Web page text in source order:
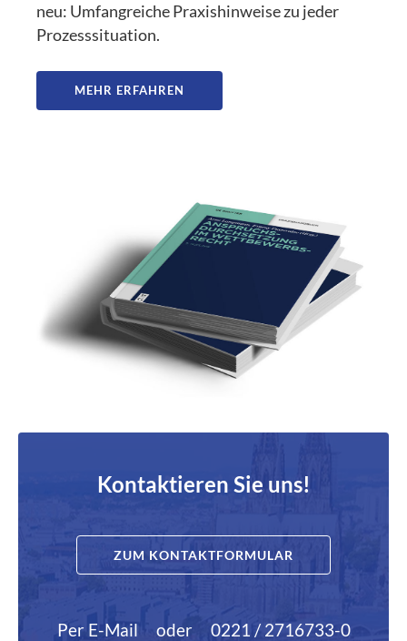
neu: Umfangreiche Praxishinweise zu jeder
Prozesssituation.
MEHR ERFAHREN
Kontaktieren Sie uns!
ZUM KONTAKTFORMULAR
Per E-Mail oder 0221 / 2716733-0